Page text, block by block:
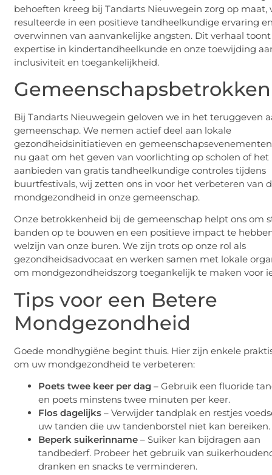
behoeften kreeg bij Tandarts Nieuwegein zorg op maat,
resulteerde in een positieve tandheelkundige ervaring
overwinnen van aanvankelijke angsten. Dit verhaal
expertise in kindertandheelkunde en onze toewijding
inclusiviteit en toegankelijkheid.
Bij Tandarts Nieuwegein geloven we in het teruggeven
gemeenschap. We nemen actief deel aan lokale
gezondheidsinitiatieven en
nu gaat om het geven van voorlichting op scholen of het
aanbieden van gratis tandheelkundige controles tijdens
buurtfestivals, wij zetten ons in voor het verbeteren van
mondgezondheid in onze gemeenschap.
Onze betrokkenheid bij de gemeenschap helpt ons om
banden op te bouwen en een positieve impact te
welzijn van onze buren. We zijn trots op onze rol als
gezondheidsadvocaat en werken samen met lokale
om mondgezondheidszorg toegankelijk te maken voor
Tips voor een Betere
Mondgezondheid
Goede mondhygiëne begint thuis. Hier zijn enkele
om uw mondgezondheid te verbeteren:
Poets twee keer per dag – Gebruik een fluoride
en poets minstens twee minuten per keer.
Flos dagelijks – Verwijder tandplak en restjes
uw tanden die uw tandenborstel niet kan bereiken.
Beperk suikerinname – Suiker kan bijdragen aan
tandbederf. Probeer het gebruik van
dranken en snacks te verminderen.